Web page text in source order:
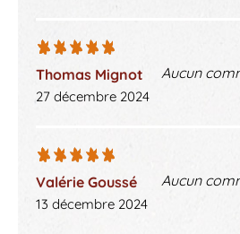
Thomas Mignot
27 décembre 2024
Aucun
Valérie Goussé
13 décembre 2024
Aucun